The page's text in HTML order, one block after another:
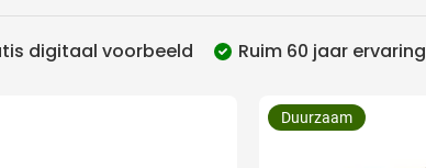
categorie
Bestelhoeveelheid:
digitaal voorbeeld Ruim 60 jaar ervaring
Duurzaam